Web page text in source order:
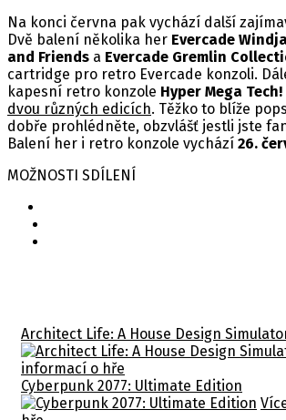
Na konci června pak vychází další
Dvě balení několika her Evercade
and Friends a Evercade Gremlin
cartridge pro retro Evercade konzoli.
kapesní retro konzole Hyper Mega
dvou různých edicích. Těžko to blíže
dobře prohlédněte, obzvlášť jestli jste
Balení her i retro konzole vychází 26.
MOŽNOSTI SDÍLENÍ
Architect Life: A House Design
informací o hře
Cyberpunk 2077: Ultimate Edition